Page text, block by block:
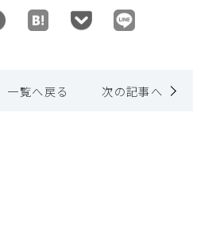
一覧へ戻る 次の記事へ